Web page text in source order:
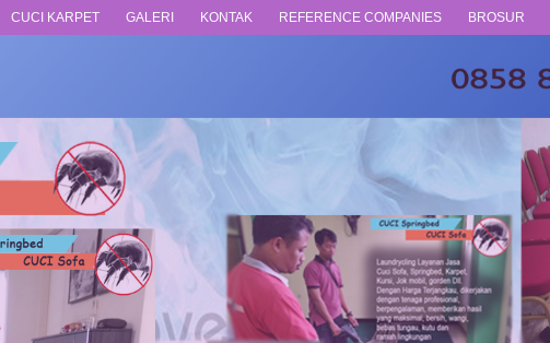
CUCI KARPET GALERI KONTAK REFERENCE COMPANIES BROSUR